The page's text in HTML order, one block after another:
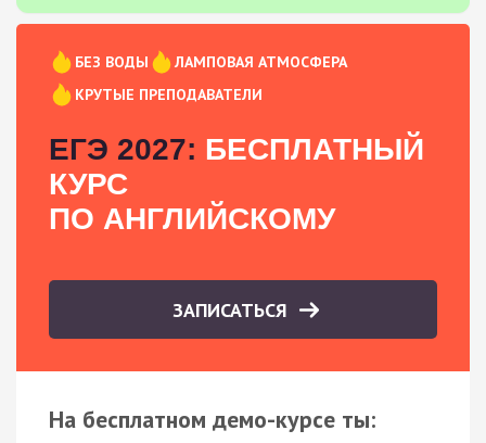
БЕЗ ВОДЫ
ЛАМПОВАЯ АТМОСФЕРА
КРУТЫЕ ПРЕПОДАВАТЕЛИ
ЕГЭ 2027: БЕСПЛАТНЫЙ
КУРС
ПО АНГЛИЙСКОМУ
ЗАПИСАТЬСЯ
На бесплатном демо-курсе ты: